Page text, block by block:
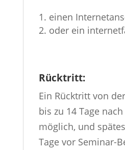
einen
oder ein
Rücktritt:
Ein Rücktritt von
bis zu 14 Tage
möglich, und
Tage vor Seminar-